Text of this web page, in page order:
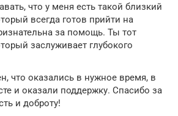
что у меня есть такой близкий
всегда готов прийти на
за помощь. Ты тот
заслуживает глубокого
что оказались в нужное время, в
и оказали поддержку. Спасибо за
и доброту!